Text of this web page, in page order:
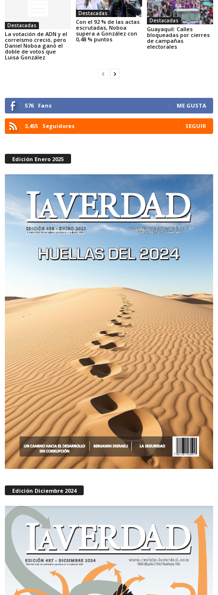
Destacadas
La votación de ADN y el
correísmo creció, pero
Daniel Noboa ganó el
doble de votos que
Luisa González
Destacadas
Con el 92 % de las actas
escrutadas, Noboa
supera a González con
0,48 % puntos
Destacadas
Guayaquil: Calles
bloqueadas por cierres
de campañas
electorales
576 Fans ME GUSTA
3,455 Seguidores SEGUIR
Edición Enero 2025
Edición Diciembre 2024